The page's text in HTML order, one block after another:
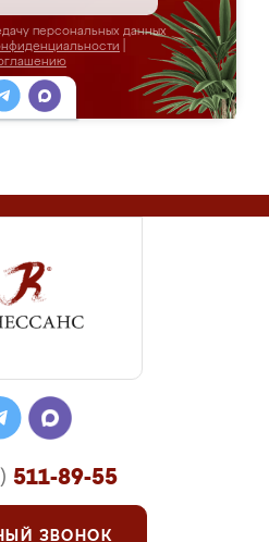
персональных данных
511-89-55
ЗВОНОК